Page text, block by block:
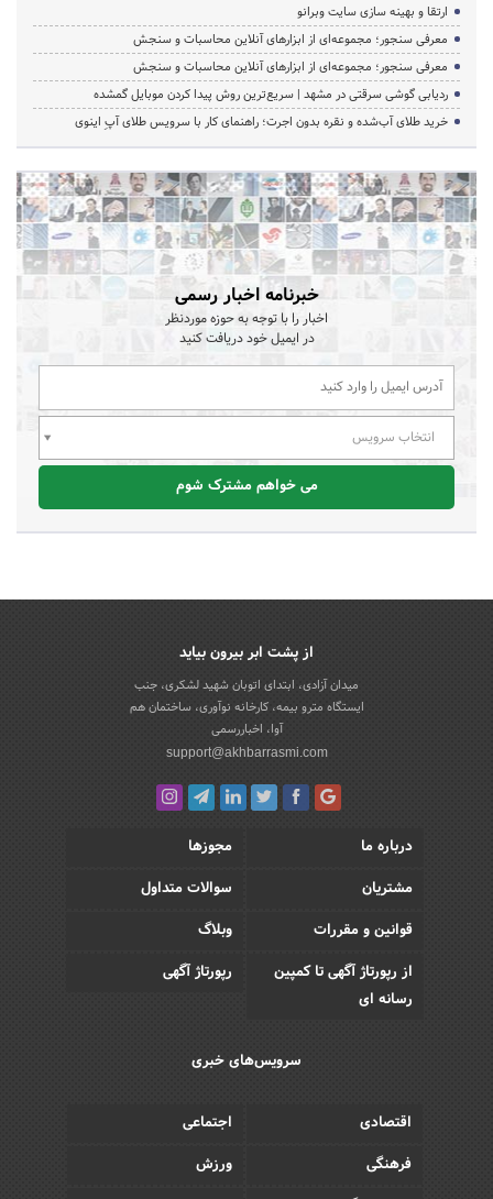
ارتقا و بهینه سازی سایت وبرانو
معرفی سنجور؛ مجموعه‌ای از ابزارهای آنلاین محاسبات و سنجش
معرفی سنجور؛ مجموعه‌ای از ابزارهای آنلاین محاسبات و سنجش
ردیابی گوشی سرقتی در مشهد | سریع‌ترین روش پیدا کردن موبایل گمشده
خرید طلای آب‌شده و نقره بدون اجرت؛ راهنمای کار با سرویس طلای آپِ اینوی
خبرنامه اخبار رسمی
اخبار را با توجه به حوزه موردنظر
در ایمیل خود دریافت کنید
انتخاب سرویس
می خواهم مشترک شوم
از پشت ابر بیرون بیاید
میدان آزادی، ابتدای اتوبان شهید لشکری، جنب
ایستگاه مترو بیمه، کارخانه نوآوری، ساختمان هم
آوا، اخباررسمی
support@akhbarrasmi.com
درباره ما
مجوزها
مشتریان
سوالات متداول
قوانین و مقررات
وبلاگ
از رپورتاژ آگهی تا کمپین
رسانه ای
رپورتاژ آگهی
سرویس‌های خبری
اقتصادی
اجتماعی
فرهنگی
ورزش